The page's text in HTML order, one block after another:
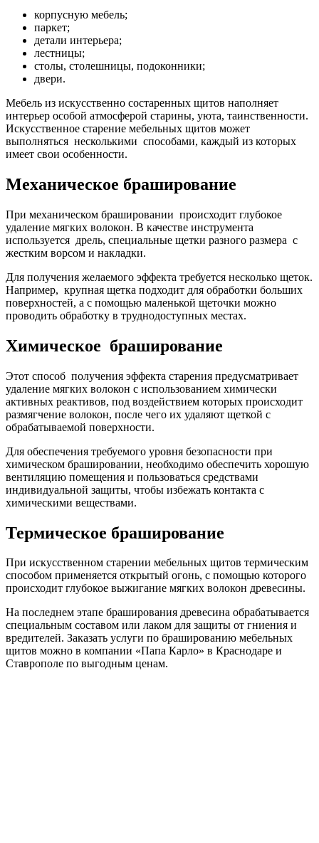
корпусную мебель;
паркет;
детали интерьера;
лестницы;
столы, столешницы, подоконники;
двери.
Мебель из искусственно состаренных щитов наполняет
интерьер особой атмосферой старины, уюта, таинственности.
Искусственное старение мебельных щитов может
выполняться несколькими способами, каждый из которых
имеет свои особенности.
Механическое браширование
При механическом брашировании происходит глубокое
удаление мягких волокон. В качестве инструмента
используется дрель, специальные щетки разного размера с
жестким ворсом и накладки.
Для получения желаемого эффекта требуется несколько щеток.
Например, крупная щетка подходит для обработки больших
поверхностей, а с помощью маленькой щеточки можно
проводить обработку в труднодоступных местах.
Химическое браширование
Этот способ получения эффекта старения предусматривает
удаление мягких волокон с использованием химически
активных реактивов, под воздействием которых происходит
размягчение волокон, после чего их удаляют щеткой с
обрабатываемой поверхности.
Для обеспечения требуемого уровня безопасности при
химическом брашировании, необходимо обеспечить хорошую
вентиляцию помещения и пользоваться средствами
индивидуальной защиты, чтобы избежать контакта с
химическими веществами.
Термическое браширование
При искусственном старении мебельных щитов термическим
способом применяется открытый огонь, с помощью которого
происходит глубокое выжигание мягких волокон древесины.
На последнем этапе браширования древесина обрабатывается
специальным составом или лаком для защиты от гниения и
вредителей. Заказать услуги по брашированию мебельных
щитов можно в компании «Папа Карло» в Краснодаре и
Ставрополе по выгодным ценам.